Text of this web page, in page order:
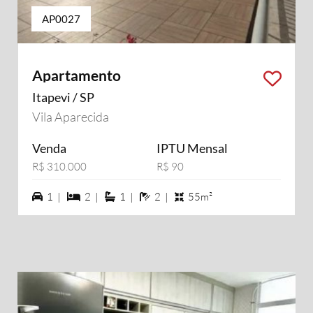
AP0027
Apartamento
Itapevi / SP
Vila Aparecida
Venda
R$ 310.000
IPTU Mensal
R$ 90
1 vagas na garagem
1 | 2 dormiórios
2 | 1 suítes
1 | 2 banheiros
2 | 55m²